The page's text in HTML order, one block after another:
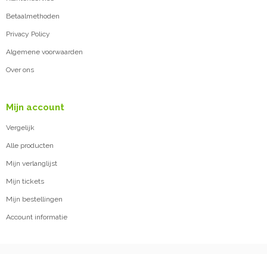
Betaalmethoden
Privacy Policy
Algemene voorwaarden
Over ons
Mijn account
Vergelijk
Alle producten
Mijn verlanglijst
Mijn tickets
Mijn bestellingen
Account informatie